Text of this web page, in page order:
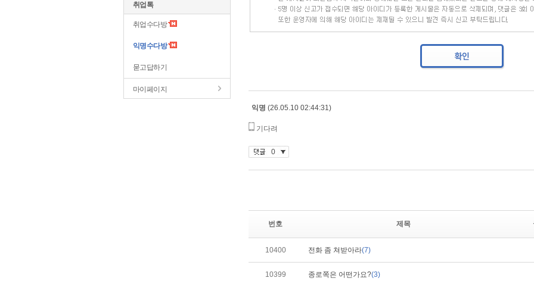
취업톡
취업수다방
익명수다방
묻고답하기
마이페이지
번호 제목
10400 전화 좀 쳐받아라(7)
10399 종로쪽은 어떤가요?(3)